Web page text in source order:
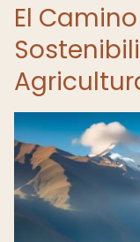
El